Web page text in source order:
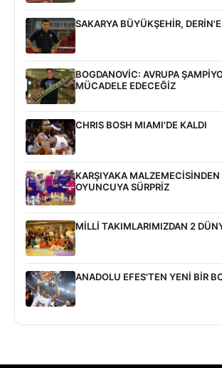
SAKARYA BÜYÜKŞEHİR,
BOGDANOVİC: AVRUPA
MÜCADELE EDECEĞİZ
CHRIS BOSH MIAMI'DE KALDI
KARŞIYAKA
OYUNCUYA SÜRPRİZ
MİLLİ TAKIMLARIMIZDAN 2
ANADOLU EFES'TEN YENİ BİR